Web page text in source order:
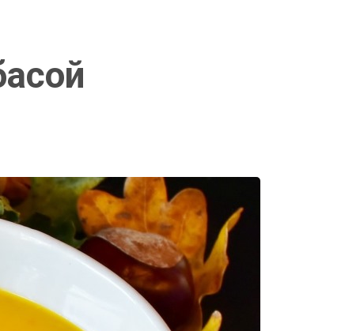
8-800-100-85-15
Электронная почта:
spk@rmpr.ru